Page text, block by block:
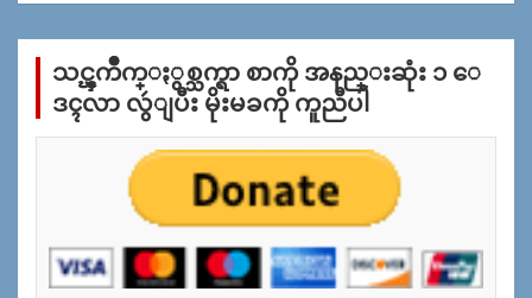
က္
န္
သင္ၾကိဳက္ႏွစ္သက္ရာ စာကို အနည္းဆုံး ၁ ေ
ဒၚလာ လွဴျပီး မိုးမခကို ကူညီပါ